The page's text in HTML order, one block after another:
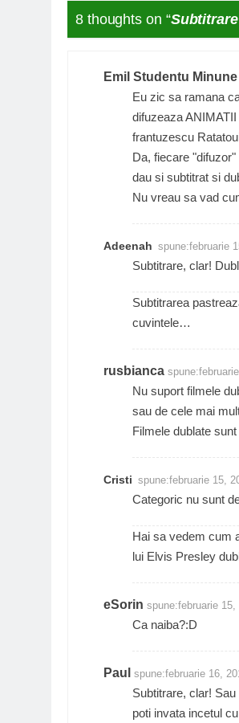
8 thoughts on “
Emil Studentu Minune
Eu zic sa ramana
difuzeaza
frantuzescu
Da, fiecare
dau si subtitrat si
Nu vreau sa vad
Adeenah spune:februarie
Subtitrare, clar!
Subtitrarea
cuvintele…
rusbianca spune:
Nu suport filmele
sau de cele mai
Filmele dublate
Cristi spune:februarie 15,
Categoric nu sunt
Hai sa vedem cum
lui Elvis Presley
eSorin spune:februarie
Ca naiba?:D
Paul spune:februarie 16,
Subtitrare, clar!
poti invata incetul